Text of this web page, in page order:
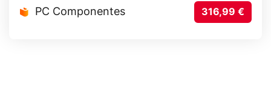
PC Componentes 316,99 €